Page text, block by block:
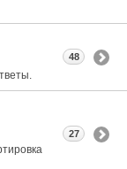
48
27